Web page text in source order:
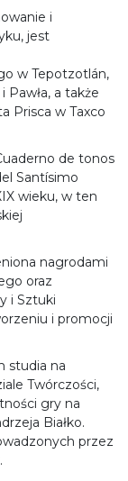
i
jest
w Tepotzotlán,
a także
Prisca w Taxco
de tonos
Santísimo
wieku, w ten
nagrodami
oraz
i Sztuki
i promocji
studia na
Twórczości,
gry na
Białko.
przez